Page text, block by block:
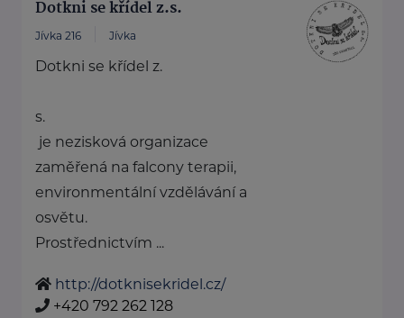
Dotkni se křídel z.s.
Jívka 216 Jívka
Dotkni se křídel z.
s.
je nezisková organizace
zaměřená na falcony terapii,
environmentální vzdělávání a
osvětu.
Prostřednictvím ...
http://dotknisekridel.cz/
+420 792 262 128